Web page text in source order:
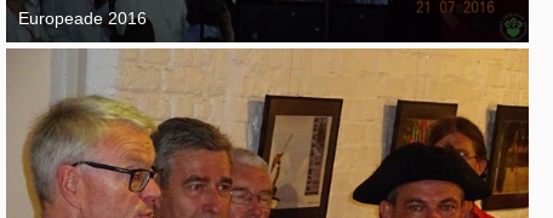
Europeade 2016
7. September 2016